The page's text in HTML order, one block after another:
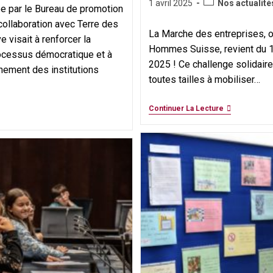
par le Bureau de promotion
avec Terre des
visait à renforcer la
démocratique et à
des institutions
Publication
1 avril 2025 Nos
La Marche des entreprises,
Hommes Suisse, revient du
2025 ! Ce challenge
toutes tailles à mobiliser…
Continuer La LectureMarche
2025
:
Unissez
Vos
Pour
Une
Cause
Solidaire
!